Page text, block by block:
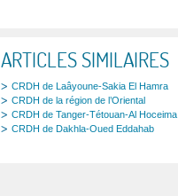
ARTICLES SIMILAIRES
CRDH de Laâyoune-Sakia El Hamra
CRDH de la région de l’Oriental
CRDH de Tanger-Tétouan-Al Hoceima
CRDH de Dakhla-Oued Eddahab